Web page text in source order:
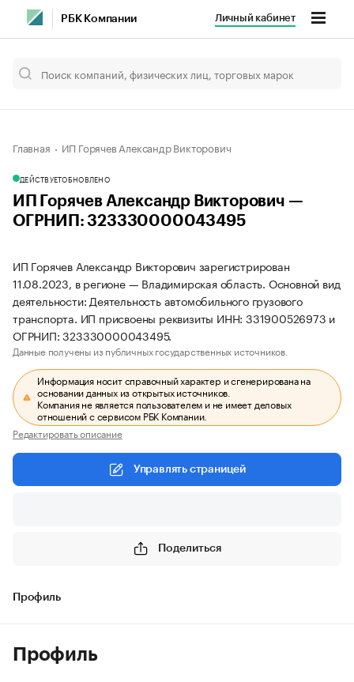
РБК Компании Личный кабинет
Главная ИП Горячев Александр Викторович
ДЕЙСТВУЕТОБНОВЛЕНО
ИП Горячев Александр Викторович —
ОГРНИП: 323330000043495
ИП Горячев Александр Викторович зарегистрирован
11.08.2023, в регионе — Владимирская область. Основной вид
деятельности: Деятельность автомобильного грузового
транспорта. ИП присвоены реквизиты ИНН: 331900526973 и
ОГРНИП: 323330000043495.
Данные получены из публичных государственных источников.
Информация носит справочный характер и сгенерирована на
основании данных из открытых источников.
Компания не является пользователем и не имеет деловых
отношений с сервисом РБК Компании.
Редактировать описание
Управлять страницей
Поделиться
Профиль
Профиль